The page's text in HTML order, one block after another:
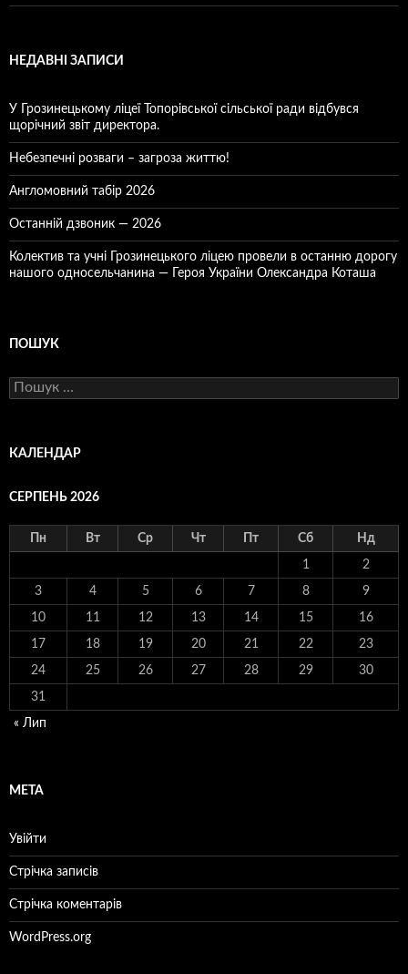
НЕДАВНІ ЗАПИСИ
У Грозинецькому ліцеї Топорівської сільської ради відбувся
щорічний звіт директора.
Небезпечні розваги – загроза життю!
Англомовний табір 2026
Останній дзвоник — 2026
Колектив та учні Грозинецького ліцею провели в останню дорогу
нашого односельчанина — Героя України Олександра Коташа
ПОШУК
Пошук:
КАЛЕНДАР
СЕРПЕНЬ 2026
Пн Вт Ср Чт Пт Сб Нд
1 2
3 4 5 6 7 8 9
10 11 12 13 14 15 16
17 18 19 20 21 22 23
24 25 26 27 28 29 30
31
« Лип
МЕТА
Увійти
Стрічка записів
Стрічка коментарів
WordPress.org